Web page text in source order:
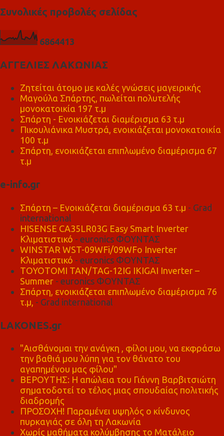
Συνολικές προβολές σελίδας
6864413
ΑΓΓΕΛΙΕΣ ΛΑΚΩΝΙΑΣ
Ζητείται άτομο με καλές γνώσεις μαγειρικής
Μαγούλα Σπάρτης, πωλείται πολυτελής
μονοκατοικία 197 τ.μ
Σπάρτη - Ενοικιάζεται διαμέρισμα 63 τ.μ
Πικουλιάνικα Μυστρά, ενοικιάζεται μονοκατοικία
100 τ.μ
Σπάρτη, ενοικιάζεται επιπλωμένο διαμέρισμα 67
τ.μ
e-info.gr
Σπάρτη – Ενοικιάζεται διαμέρισμα 63 τ.μ - Grad
international
HISENSE CA35LR03G Easy Smart Inverter
Κλιματιστικό - euronics ΦΟΥΝΤΑΣ
WINSTAR WST-09WFi/09WFo Inverter
Κλιματιστικό - euronics ΦΟΥΝΤΑΣ
TOYOTOMI TAN/TAG-12IG IKIGAI Inverter –
Summer - euronics ΦΟΥΝΤΑΣ
Σπάρτη, ενοικιάζεται επιπλωμένο διαμέρισμα 76
τ.μ, - Grad international
LAKONES.gr
"Αισθάνομαι την ανάγκη , φίλοι μου, να εκφράσω
την βαθιά μου λύπη για τον θάνατο του
αγαπημένου μας φίλου"
ΒΕΡΟΥΤΗΣ: Η απώλεια του Γιάννη Βαρβιτσιώτη
σηματοδοτεί το τέλος μιας σπουδαίας πολιτικής
διαδρομής
ΠΡΟΣΟΧΗ! Παραμένει υψηλός ο κίνδυνος
πυρκαγιάς σε όλη τη Λακωνία
Χωρίς μαθήματα κολύμβησης το Ματάλειο